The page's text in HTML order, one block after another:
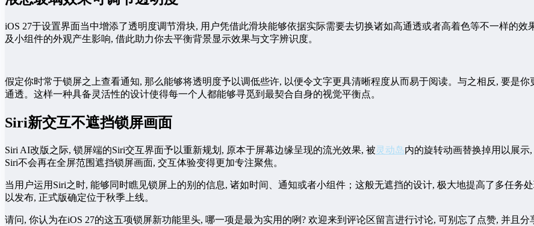
iOS 27于设置界面当中增添了透明度调节滑块, 用户凭借此滑块能够依据实际需要去切换诸如高通透或者高着色等不一样的
及小组件的外观产生影响, 借此助力你去平衡背景显示效果与文字辨识度。
假定你时常于锁屏之上查看通知, 那么能够将透明度予以调低些许, 以便令文字更具清晰程度从而易于阅读。与之相反, 要是
通透。这样一种具备灵活性的设计使得每一个人都能够寻觅到最契合自身的视觉平衡点。
Siri新交互不遮挡锁屏画面
Siri AI改版之际, 锁屏端的Siri交互界面予以重新规划, 原本于屏幕边缘呈现的流光效果, 被灵动岛内的旋转动画替换掉用以展示
Siri不会再在全屏范围遮挡锁屏画面, 交互体验变得更加专注聚焦。
当用户运用Siri之时, 能够同时瞧见锁屏上的别的信息, 诸如时间、通知或者小组件；这般无遮挡的设计, 极大地提高了多任务
以发布, 正式版确定位于秋季上线。
请问, 你认为在iOS 27的这五项锁屏新功能里头, 哪一项是最为实用的咧? 欢迎来到评论区留言进行讨论, 可别忘了点赞, 并且分